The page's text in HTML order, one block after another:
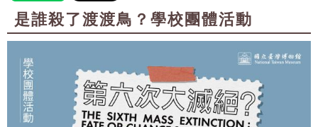
是誰殺了渡渡鳥？學校團體活動